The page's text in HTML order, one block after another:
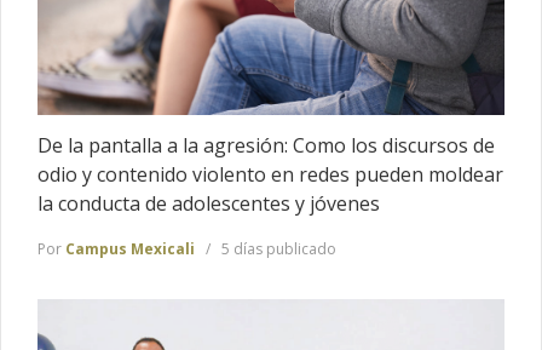
De la pantalla a la agresión: Como los discursos de
odio y contenido violento en redes pueden moldear
la conducta de adolescentes y jóvenes
Por Campus Mexicali 5 días publicado